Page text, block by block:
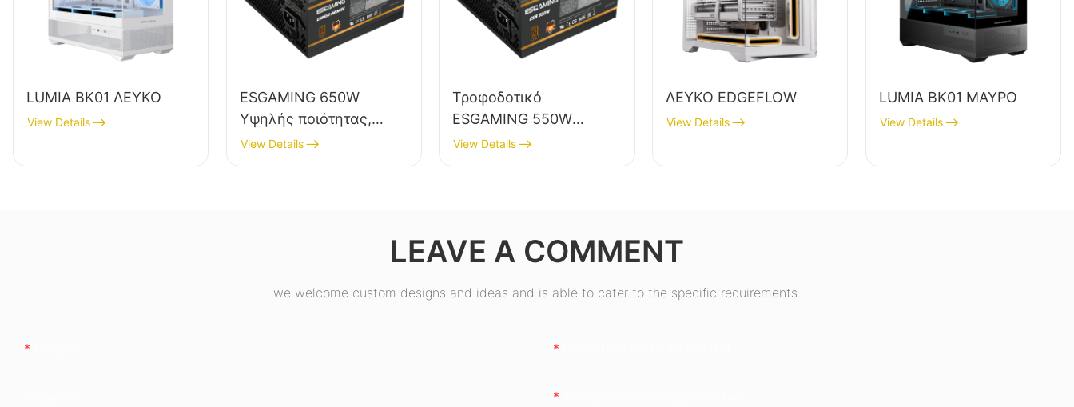
LUMIA BK01 ΛΕΥΚΟ
View Details
ESGAMING 650W
Υψηλής ποιότητας,
απόδοσης 85%,
πλήρους μονάδας, 80+
View Details
Τροφοδοτικό
ESGAMING 550W
υψηλής ποιότητας,
απόδοσης 85%, 80+
View Details
ΛΕΥΚΟ EDGEFLOW
View Details
LUMIA BK01 ΜΑΥΡΟ
View Details
LEAVE A COMMENT
we welcome custom designs and ideas and is able to cater to the specific requirements.